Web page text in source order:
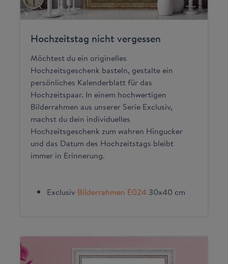
Hochzeitstag nicht vergessen
Möchtest du ein originelles
Hochzeitsgeschenk basteln, gestalte ein
persönliches Kalenderblatt für das
Hochzeitspaar. In einem hochwertigen
Bilderrahmen aus unserer Serie Exclusiv,
machst du dein individuelles
Hochzeitsgeschenk zum wahren Hingucker
und das Datum des Hochzeitstags bleibt
immer in Erinnerung.
Exclusiv Bilderrahmen E024 30x40 cm